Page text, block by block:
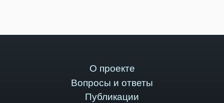
О проекте
Вопросы и ответы
Публикации